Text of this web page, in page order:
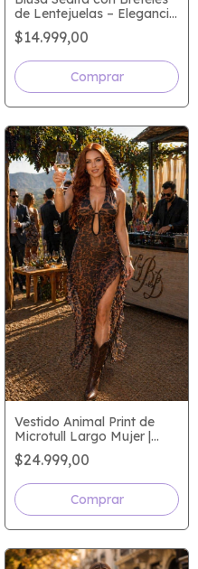
de Lentejuelas – Elegancia
que Impacta
$14.999,00
Vestido Animal Print de
Microtull Largo Mujer |
Escote Profundo y
Espalda Descubierta | Talle
Único hasta L o 3
$24.999,00